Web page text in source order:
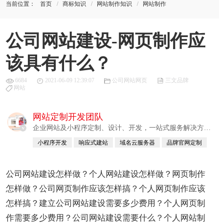
当前位置： 首页 商标知识 网站制作知识 网站制作
公司网站建设-网页制作应
该具有什么？
6684 2021-06-09 12:39:07 公司网站网页
三文品牌
网站
v
网站定制开发团队
企业网站及小程序定制、设计、开发，一站式服务解决方
小程序开发 响应式建站 域名云服务器 品牌官网定制
公司网站建设怎样做？个人网站建设怎样做？网页制作
怎样做？公司网页制作应该怎样搞？个人网页制作应该
怎样搞？建立公司网站建设需要多少费用？个人网页制
作需要多少费用？公司网站建设需要什么？个人网站制